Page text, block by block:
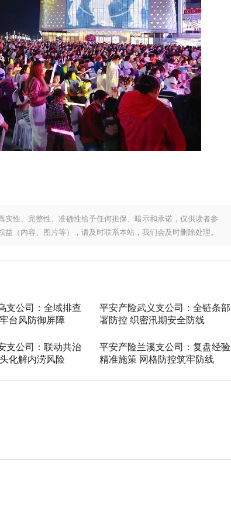
性、完整性、准确性给予任何担保、暗示和承诺，仅供读者参
（内容、图片等），请及时联系本站，我们会及时删除处理。
支公司：全域排查
台风防御屏障
平安产险武义支公司：全链条部
署防控 织密汛期安全防线
支公司：联动共治
化解内涝风险
平安产险兰溪支公司：复盘经验
精准施策 网格防控筑牢防线